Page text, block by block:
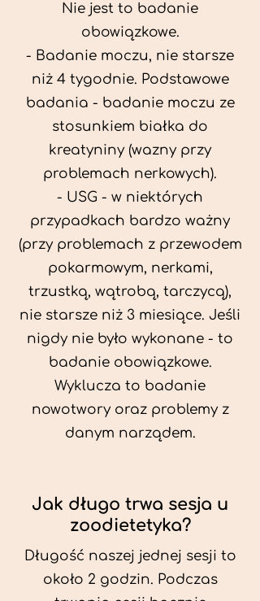
Nie jest to badanie
obowiązkowe.
- Badanie moczu, nie starsze
niż 4 tygodnie. Podstawowe
badania - badanie moczu ze
stosunkiem białka do
kreatyniny (wazny przy
problemach nerkowych).
- USG - w niektórych
przypadkach bardzo ważny
(przy problemach z przewodem
pokarmowym, nerkami,
trzustką, wątrobą, tarczycą),
nie starsze niż 3 miesiące. Jeśli
nigdy nie było wykonane - to
badanie obowiązkowe.
Wyklucza to badanie
nowotwory oraz problemy z
danym narządem.
Jak długo trwa sesja u
zoodietetyka?
Długość naszej jednej sesji to
około 2 godzin. Podczas